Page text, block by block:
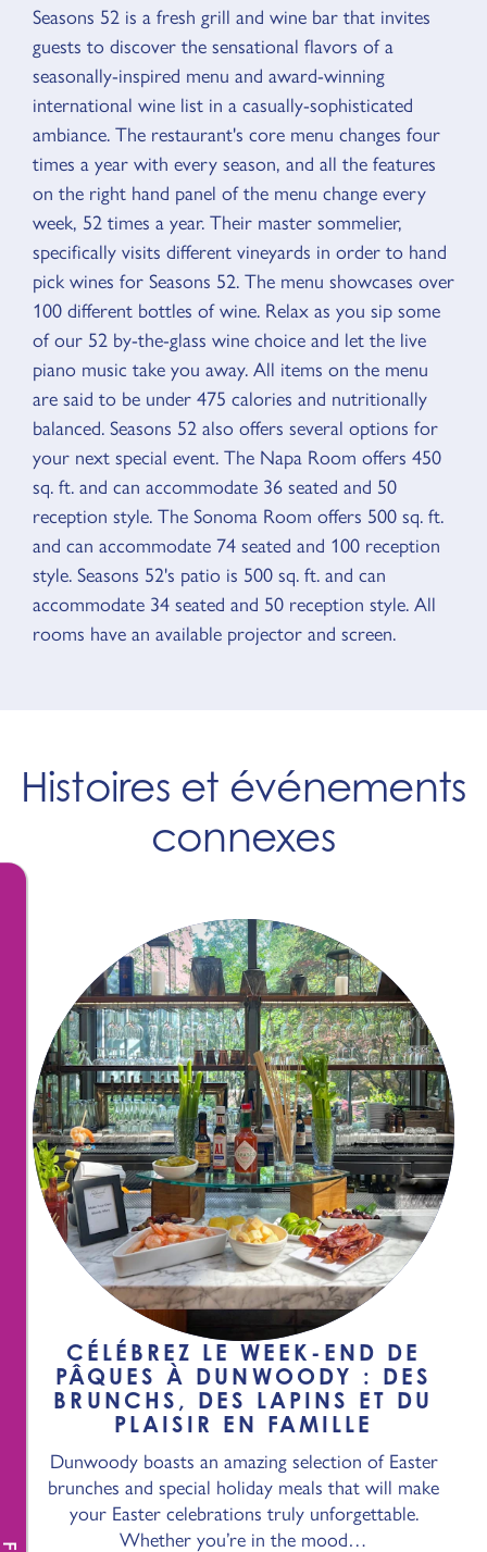
VUE D'ENSEMBLE
Seasons 52 is a fresh grill and wine bar that invites
guests to discover the sensational flavors of a
seasonally-inspired menu and award-winning
international wine list in a casually-sophisticated
ambiance. The restaurant's core menu changes four
times a year with every season, and all the features
on the right hand panel of the menu change every
week, 52 times a year. Their master sommelier,
specifically visits different vineyards in order to hand
pick wines for Seasons 52. The menu showcases over
100 different bottles of wine. Relax as you sip some
of our 52 by-the-glass wine choice and let the live
piano music take you away. All items on the menu
are said to be under 475 calories and nutritionally
balanced. Seasons 52 also offers several options for
your next special event. The Napa Room offers 450
sq. ft. and can accommodate 36 seated and 50
reception style. The Sonoma Room offers 500 sq. ft.
and can accommodate 74 seated and 100 reception
style. Seasons 52's patio is 500 sq. ft. and can
accommodate 34 seated and 50 reception style. All
rooms have an available projector and screen.
Histoires et événements
connexes
CÉLÉBREZ LE WEEK-END DE
PÂQUES À DUNWOODY : DES
BRUNCHS, DES LAPINS ET DU
PLAISIR EN FAMILLE
Dunwoody boasts an amazing selection of Easter
brunches and special holiday meals that will make
your Easter celebrations truly unforgettable.
Whether you’re in the mood…